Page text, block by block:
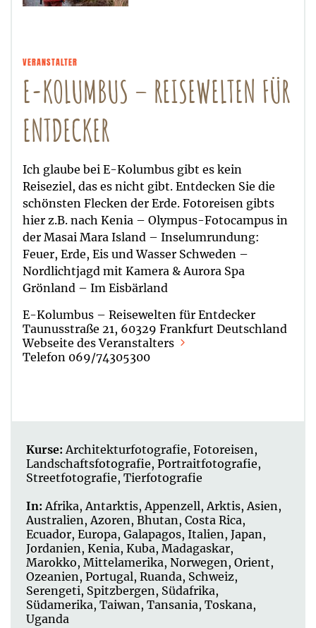
VERANSTALTER
E-KOLUMBUS – REISEWELTEN FÜR
ENTDECKER
Ich glaube bei E-Kolumbus gibt es kein
Reiseziel, das es nicht gibt. Entdecken Sie die
schönsten Flecken der Erde. Fotoreisen gibts
hier z.B. nach Kenia – Olympus-Fotocampus in
der Masai Mara Island – Inselumrundung:
Feuer, Erde, Eis und Wasser Schweden –
Nordlichtjagd mit Kamera & Aurora Spa
Grönland – Im Eisbärland
E-Kolumbus – Reisewelten für Entdecker
Taunusstraße 21, 60329 Frankfurt Deutschland
Webseite des Veranstalters
Telefon 069/74305300
Kurse: Architekturfotografie, Fotoreisen,
Landschaftsfotografie, Portraitfotografie,
Streetfotografie, Tierfotografie
In: Afrika, Antarktis, Appenzell, Arktis, Asien,
Australien, Azoren, Bhutan, Costa Rica,
Ecuador, Europa, Galapagos, Italien, Japan,
Jordanien, Kenia, Kuba, Madagaskar,
Marokko, Mittelamerika, Norwegen, Orient,
Ozeanien, Portugal, Ruanda, Schweiz,
Serengeti, Spitzbergen, Südafrika,
Südamerika, Taiwan, Tansania, Toskana,
Uganda